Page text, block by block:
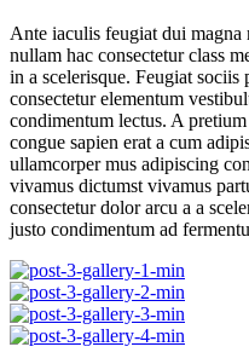
Ante iaculis feugiat dui magna
nullam hac consectetur class
in a scelerisque. Feugiat sociis
consectetur elementum
condimentum lectus. A
congue sapien erat a cum
ullamcorper mus adipiscing
vivamus dictumst vivamus
consectetur dolor arcu a a
justo condimentum ad